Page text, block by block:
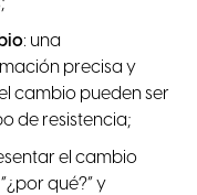
: una
precisa y
cambio pueden ser
de resistencia;
el cambio
qué?” y